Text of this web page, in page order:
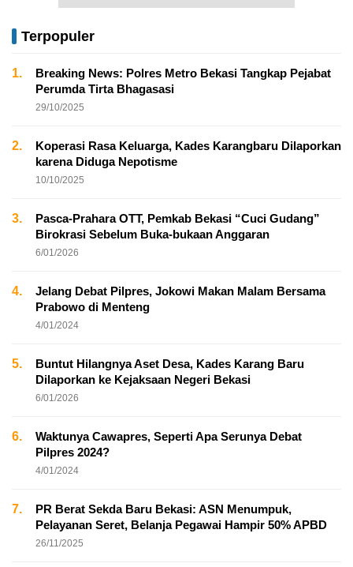
Terpopuler
1.
Breaking News: Polres Metro Bekasi Tangkap Pejabat
Perumda Tirta Bhagasasi
29/10/2025
2.
Koperasi Rasa Keluarga, Kades Karangbaru Dilaporkan
karena Diduga Nepotisme
10/10/2025
3.
Pasca-Prahara OTT, Pemkab Bekasi “Cuci Gudang”
Birokrasi Sebelum Buka-bukaan Anggaran
6/01/2026
4.
Jelang Debat Pilpres, Jokowi Makan Malam Bersama
Prabowo di Menteng
4/01/2024
5.
Buntut Hilangnya Aset Desa, Kades Karang Baru
Dilaporkan ke Kejaksaan Negeri Bekasi
6/01/2026
6.
Waktunya Cawapres, Seperti Apa Serunya Debat
Pilpres 2024?
4/01/2024
7.
PR Berat Sekda Baru Bekasi: ASN Menumpuk,
Pelayanan Seret, Belanja Pegawai Hampir 50% APBD
26/11/2025